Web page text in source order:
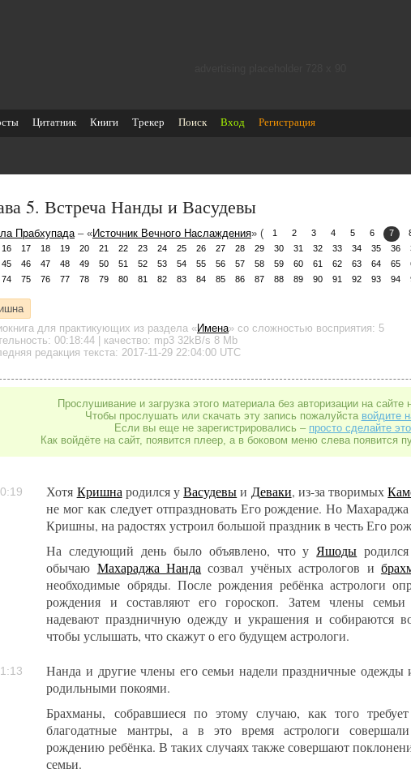
Цитатник Книги Трекер Поиск Вход Регистрация
5. Встреча Нанды и Васудевы
Прабхупада – «Источник Вечного Наслаждения» ( 1 2 3 4 5 6 7
16
17 18 19 20 21 22 23 24 25 26 27 28 29 30 31 32 33 34 35 36
45
46 47 48 49 50 51 52 53 54 55 56 57 58 59 60 61 62 63 64 65
74
75 76 77 78 79 80 81 82 83 84 85 86 87 88 89 90 91 92 93 94
для практикующих из раздела «Имена» со сложностью восприятия: 5
00:18:44 | качество: mp3 32kB/s 8 Mb
редакция текста: 2017-11-29 22:04:00 UTC
Прослушивание и загрузка этого материала без авторизации на сайте
Чтобы прослушать или скачать эту запись пожалуйста войдите
Если вы еще не зарегистрировались – просто сделайте это
Как войдёте на сайт, появится плеер, а в боковом меню слева появится
Хотя Кришнародился уВасудевы и Деваки, из-за творимых
не мог как следует отпраздновать Его рождение. Но
Кришны, на радостях устроил большой праздник в честь Его
На следующий день было объявлено, что уЯшоды
обычаю Махараджа Нанда созвал учёных астрологов и
необходимые обряды. После рождения ребёнка астрологи
рождения и составляют его гороскоп. Затем члены
надевают праздничную одежду и украшения и собираются
чтобы услышать, что скажут о его будущем астрологи.
Нанда и другие члены его семьи надели праздничные одежды
родильными покоями.
Брахманы, собравшиеся по этому случаю, как того
благодатные мантры, а в это время астрологи
рождению ребёнка. В таких случаях также совершают
семьи.